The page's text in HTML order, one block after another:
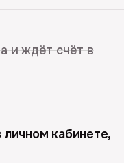
и ждёт счёт в
кабинете,